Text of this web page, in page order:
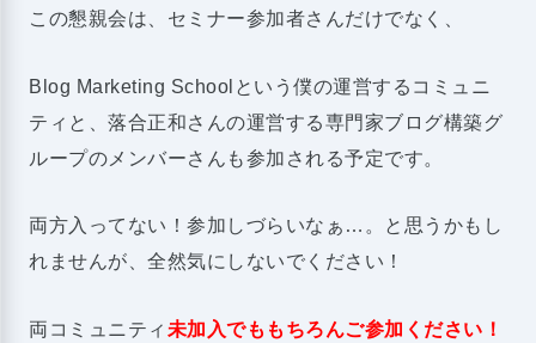
この懇親会は、セミナー参加者さんだけでなく、
Blog Marketing Schoolという僕の運営するコミュニ
ティと、落合正和さんの運営する専門家ブログ構築グ
ループのメンバーさんも参加される予定です。
両方入ってない！参加しづらいなぁ…。と思うかもし
れませんが、全然気にしないでください！
両コミュニティ 未加入でももちろんご参加ください！